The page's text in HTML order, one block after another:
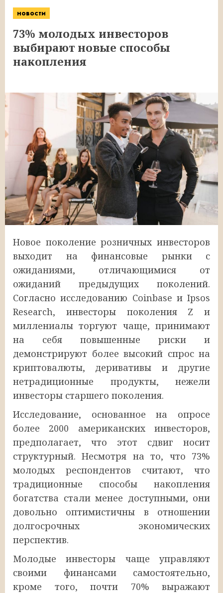
новости
73% молодых инвесторов
выбирают новые способы
накопления
Новое поколение розничных инвесторов
выходит на финансовые рынки с
ожиданиями, отличающимися от
ожиданий предыдущих поколений.
Согласно исследованию Coinbase и Ipsos
Research, инвесторы поколения Z и
миллениалы торгуют чаще, принимают
на себя повышенные риски и
демонстрируют более высокий спрос на
криптовалюты, деривативы и другие
нетрадиционные продукты, нежели
инвесторы старшего поколения.
Исследование, основанное на опросе
более 2000 американских инвесторов,
предполагает, что этот сдвиг носит
структурный. Несмотря на то, что 73%
молодых респондентов считают, что
традиционные способы накопления
богатства стали менее доступными, они
довольно оптимистичны в отношении
долгосрочных экономических
перспектив.
Молодые инвесторы чаще управляют
своими финансами самостоятельно,
кроме того, почти 70% выражают